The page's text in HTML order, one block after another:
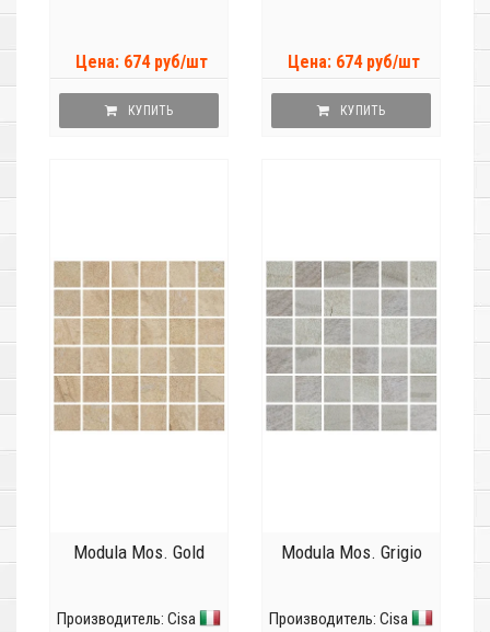
Цена: 674 руб/шт
КУПИТЬ
Цена: 674 руб/шт
КУПИТЬ
Modula Mos. Gold
Производитель: Cisa
Modula Mos. Grigio
Производитель: Cisa